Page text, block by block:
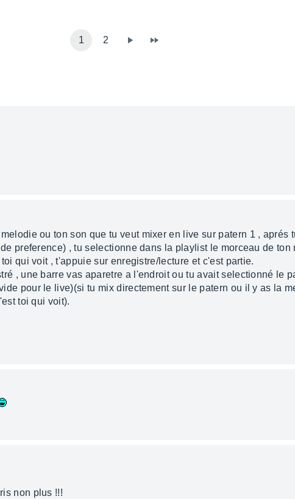
1 2
melodie ou ton son que tu veut mixer en live sur patern 1 , aprés
preference) , tu selectionne dans la playlist le morceau de
qui voit , t'appuie sur enregistre/lecture et c'est partie.
, une barre vas aparetre a l'endroit ou tu avait selectionné le
pour le live)(si tu mix directement sur le patern ou il y as la
toi qui voit).
non plus !!!